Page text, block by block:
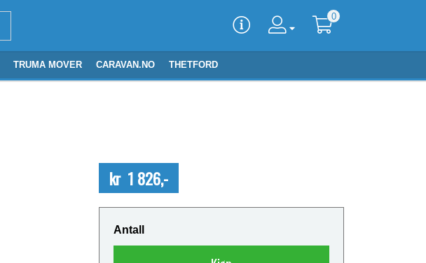
0
TRUMA MOVER CARAVAN.NO THETFORD
kr 1 826,-
Antall